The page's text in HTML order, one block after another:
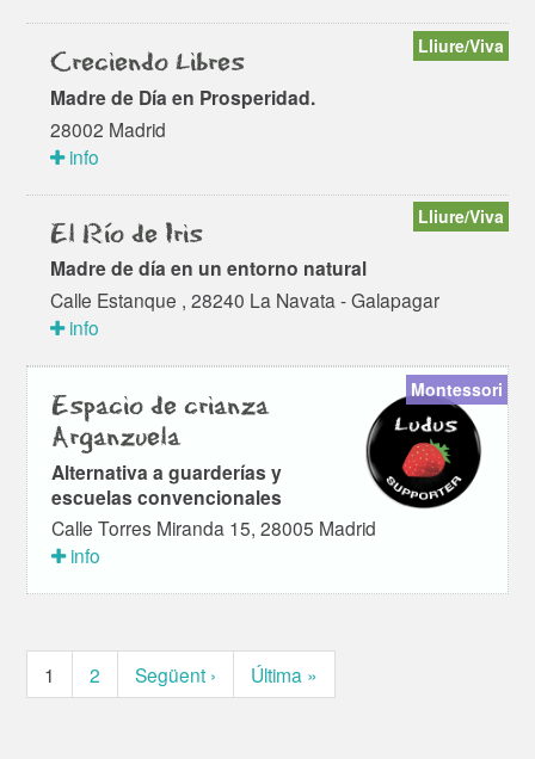
Creciendo Libres
Lliure/Viva
Madre de Día en Prosperidad.
28002 Madrid
info
El Río de Iris
Lliure/Viva
Madre de día en un entorno natural
Calle Estanque , 28240 La Navata - Galapagar
info
Espacio de crianza
Arganzuela
Montessori
Alternativa a guarderías y
escuelas convencionales
Calle Torres Miranda 15, 28005 Madrid
info
1 2 Següent › Última »